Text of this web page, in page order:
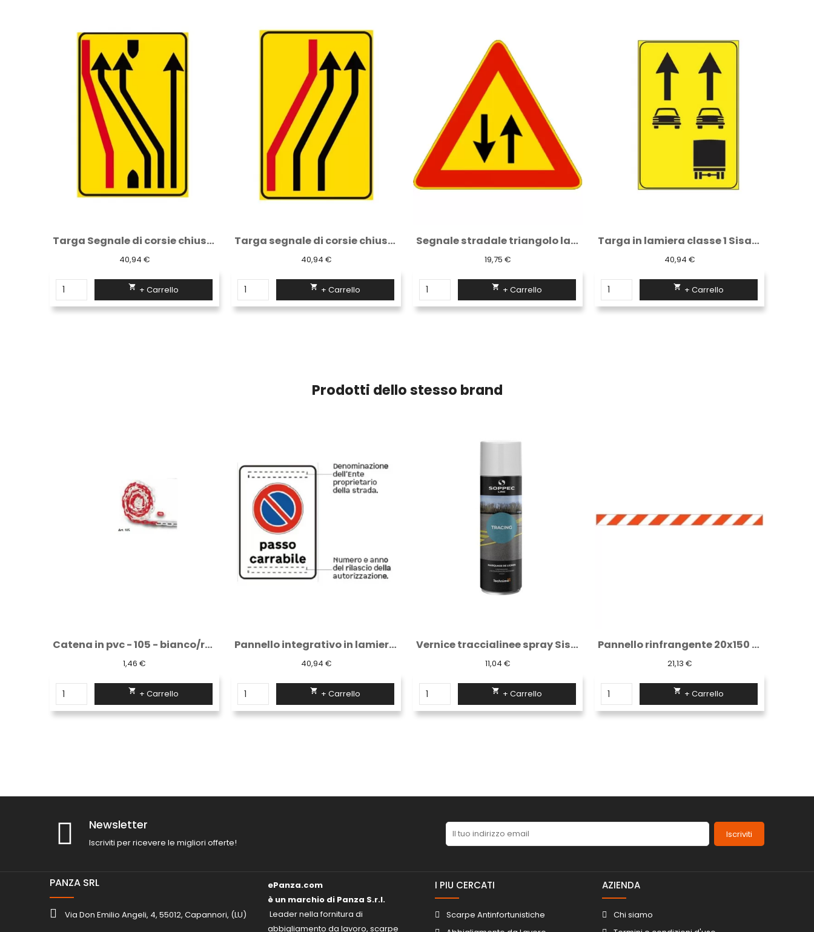
Targa segnale di corsie chiuse Rettangolo...
40,94 €
 + Carrello
Segnale stradale triangolo lato 90 in...
19,75 €
 + Carrello
Targa in lamiera classe 1 Sisas Uso corsie...
40,94 €
 + Carrello
Targa Segnale di Corsie Chiuse 90 x 135 cm...
91,33 €
 + Carrello
Prodotti dello stesso brand
Pannello integrativo in lamiera classe 1...
40,94 €
 + Carrello
Vernice traccialinee spray Sisas...
11,04 €
 + Carrello
Pannello rinfrangente 20x150 cm...
21,13 €
 + Carrello
Staffa palo diam 60 mm controvento...
7,68 €
 + Carrello
Newsletter
Iscriviti per ricevere le migliori offerte!
Iscriviti
PANZA SRL
Via Don Emilio Angeli, 4, 55012, Capannori, (LU)
ePanza.com
è un marchio di Panza S.r.l.
Leader nella fornitura di
abbigliamento da lavoro, scarpe
I PIU CERCATI
Scarpe Antinfortunistiche
AZIENDA
Chi siamo